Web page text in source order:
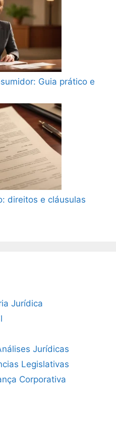
Guia prático e
direitos e cláusulas
Jurídica
Jurídicas
Legislativas
Corporativa